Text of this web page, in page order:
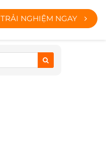
TRẢI NGHIỆM NGAY